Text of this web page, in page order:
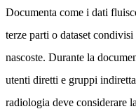
Documenta come i dati
terze parti o dataset
nascoste. Durante la
utenti diretti e gruppi
radiologia deve considerare